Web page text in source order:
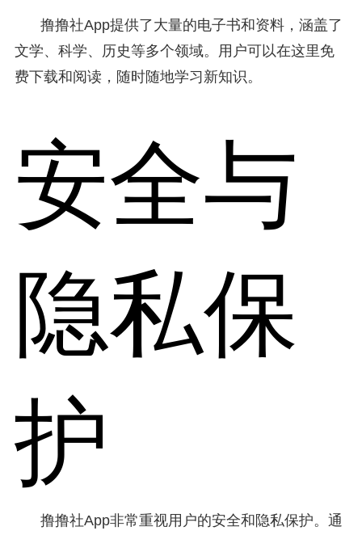
撸撸社App提供了大量的电子书和资料，涵盖了
文学、科学、历史等多个领域。用户可以在这里免
费下载和阅读，随时随地学习新知识。
安全与
隐私保
护
撸撸社App非常重视用户的安全和隐私保护。通